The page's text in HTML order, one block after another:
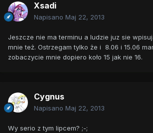
Xsadi
Napisano Maj 22, 2013
Jeszcze nie ma terminu a ludzie juz sie
mnie też. Ostrzegam tylko że i 8.06 i 15.06
zobaczycie mnie dopiero koło 15 jak nie 16.
Cygnus
Napisano Maj 22, 2013
Wy serio z tym lipcem? ;-;